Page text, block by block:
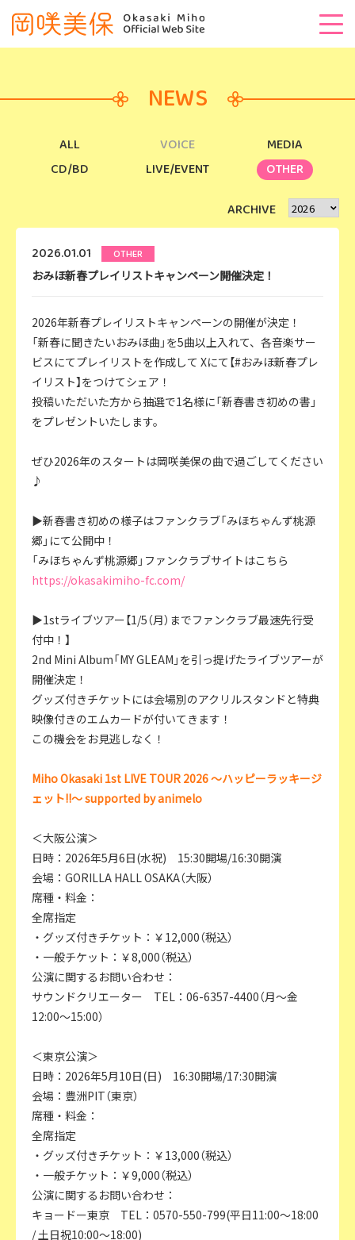
NEWS
ALL VOICE
MEDIA
CD/BD
LIVE/EVENT OTHER
ARCHIVE
2026.01.01 OTHER
おみほ新春プレイリストキャンペーン開催決定！
2026年新春プレイリストキャンペーンの開催が決定！
「新春に聞きたいおみほ曲」を5曲以上入れて、各音楽サー
ビスにてプレイリストを作成して Xにて【#おみほ新春プレ
イリスト】をつけてシェア！
投稿いただいた方から抽選で1名様に「新春書き初めの書」
をプレゼントいたします。
ぜひ2026年のスタートは岡咲美保の曲で過ごしてください
♪
▶新春書き初めの様子はファンクラブ「みほちゃんず桃源
郷」にて公開中！
「みほちゃんず桃源郷」ファンクラブサイトはこちら
https://okasakimiho-fc.com/
▶1stライブツアー【1/5（月）までファンクラブ最速先行受
付中！】
2nd Mini Album「MY GLEAM」を引っ提げたライブツアーが
開催決定！
グッズ付きチケットには会場別のアクリルスタンドと特典
映像付きのエムカードが付いてきます！
この機会をお見逃しなく！
Miho Okasaki 1st LIVE TOUR 2026 ～ハッピーラッキージ
ェット!!～ supported by animelo
＜大阪公演＞
日時：2026年5月6日(水祝) 15:30開場/16:30開演
会場：GORILLA HALL OSAKA（大阪）
席種・料金：
全席指定
・グッズ付きチケット：￥12,000（税込）
・一般チケット：￥8,000（税込）
公演に関するお問い合わせ：
サウンドクリエーター TEL：06-6357-4400（月～金
12:00～15:00）
＜東京公演＞
日時：2026年5月10日(日) 16:30開場/17:30開演
会場：豊洲PIT（東京）
席種・料金：
全席指定
・グッズ付きチケット：￥13,000（税込）
・一般チケット：￥9,000（税込）
公演に関するお問い合わせ：
キョードー東京 TEL：0570-550-799(平日11:00～18:00
/ 土日祝10:00～18:00)